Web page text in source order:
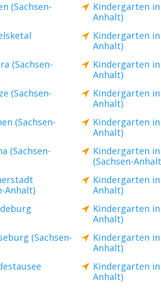
(Sachsen-
Kindergarten in
Anhalt)
Kindergarten in
Anhalt)
(Sachsen-
Kindergarten
Anhalt)
(Sachsen-
Kindergarten
Anhalt)
(Sachsen-
Kindergarten
Anhalt)
(Sachsen-
Kindergarten
(Sachsen-
Anhalt)
Kindergarten
Anhalt)
Kindergarten
Anhalt)
(Sachsen-
Kindergarten
Anhalt)
Kindergarten
Anhalt)